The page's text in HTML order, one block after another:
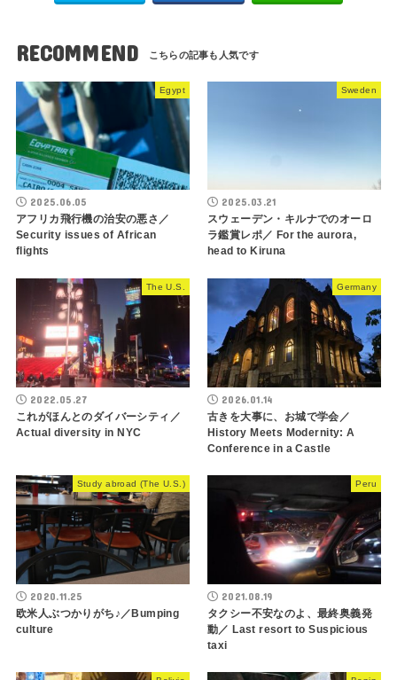
RECOMMEND
Egypt
2025.06.05
アフリカ飛行機の治安の悪さ／
Security issues of African
flights
Sweden
2025.03.21
スウェーデン・キルナでのオーロ
ラ鑑賞レポ／ For the aurora,
head to Kiruna
The U.S.
2022.05.27
これがほんとのダイバーシティ／
Actual diversity in NYC
Germany
2026.01.14
古きを大事に、お城で学会／
History Meets Modernity: A
Conference in a Castle
Study abroad (The U.S.)
2020.11.25
欧米人ぶつかりがち♪／Bumping
culture
Peru
2021.08.19
タクシー不安なのよ、最終奥義発
動／ Last resort to Suspicious
taxi